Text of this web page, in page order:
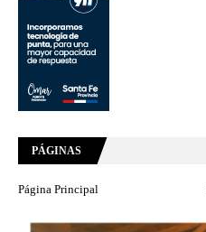
PÁGINAS
Página Principal